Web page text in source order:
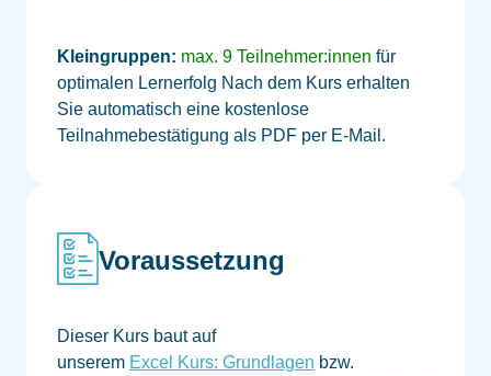
Kleingruppen: max. 9 Teilnehmer:innen für
optimalen Lernerfolg Nach dem Kurs erhalten
Sie automatisch eine kostenlose
Teilnahmebestätigung als PDF per E-Mail.
Voraussetzung
Dieser Kurs baut auf
unserem Excel Kurs: Grundlagen bzw.